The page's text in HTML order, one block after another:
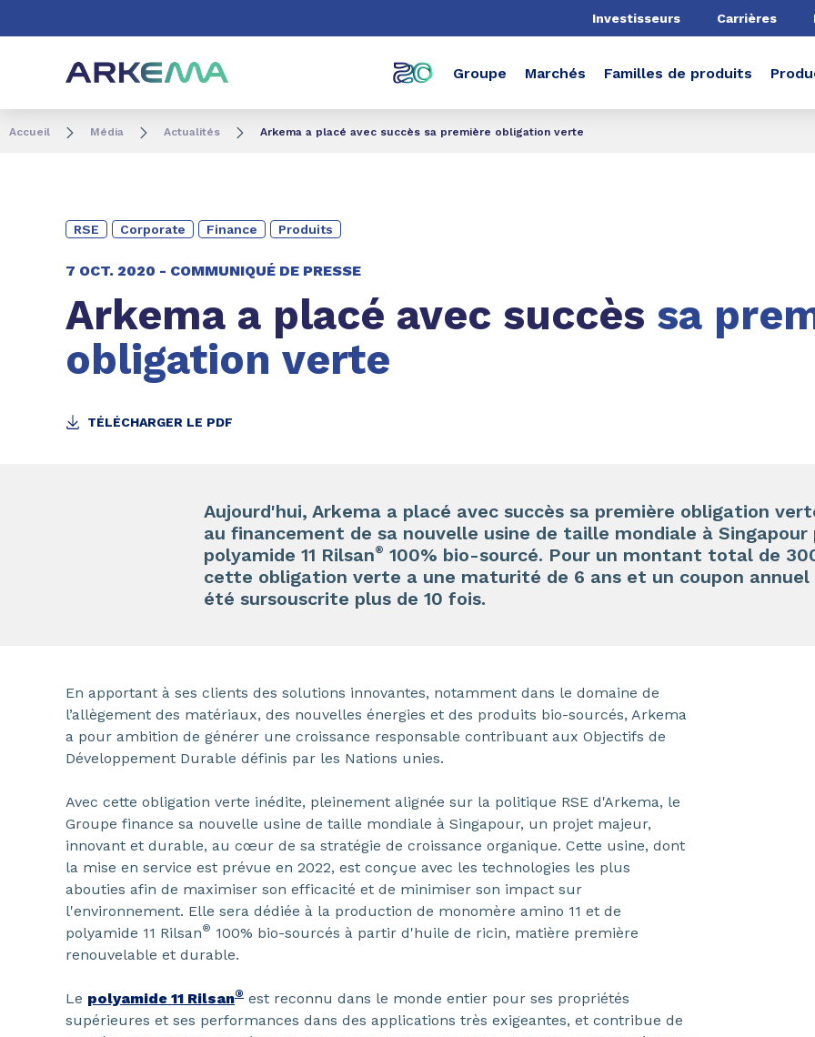
Investisseurs Carrières
Groupe Marchés Familles de produits
Accueil Média Actualités Arkema a placé avec succès sa première obligation verte
RSE Corporate Finance Produits
7 OCT. 2020 - COMMUNIQUÉ DE PRESSE
Arkema a placé avec succès sa
obligation verte
TÉLÉCHARGER LE PDF
Aujourd'hui, Arkema a placé avec succès sa première obligation
au financement de sa nouvelle usine de taille mondiale à
polyamide 11 Rilsan® 100% bio-sourcé. Pour un montant total de
cette obligation verte a une maturité de 6 ans et un coupon annuel
été sursouscrite plus de 10 fois.
En apportant à ses clients des solutions innovantes, notamment dans le domaine de
l’allègement des matériaux, des nouvelles énergies et des produits bio-sourcés, Arkema
a pour ambition de générer une croissance responsable contribuant aux Objectifs de
Développement Durable définis par les Nations unies.
Avec cette obligation verte inédite, pleinement alignée sur la politique RSE d'Arkema, le
Groupe finance sa nouvelle usine de taille mondiale à Singapour, un projet majeur,
innovant et durable, au cœur de sa stratégie de croissance organique. Cette usine, dont
la mise en service est prévue en 2022, est conçue avec les technologies les plus
abouties afin de maximiser son efficacité et de minimiser son impact sur
l'environnement. Elle sera dédiée à la production de monomère amino 11 et de
polyamide 11 Rilsan® 100% bio-sourcés à partir d'huile de ricin, matière première
renouvelable et durable.
Le polyamide 11 Rilsan® est reconnu dans le monde entier pour ses propriétés
supérieures et ses performances dans des applications très exigeantes, et contribue de